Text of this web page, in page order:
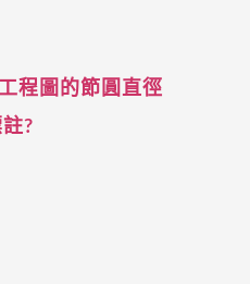
程圖的節圓直徑
?